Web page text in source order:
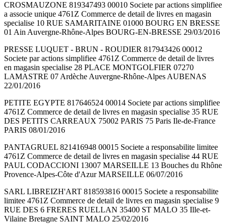
CROSMAUZONE 819347493 00010 Societe par actions simplifiee
a associe unique 4761Z Commerce de detail de livres en magasin
specialise 10 RUE SAMARITAINE 01000 BOURG EN BRESSE
01 Ain Auvergne-Rhône-Alpes BOURG-EN-BRESSE 29/03/2016
PRESSE LUQUET - BRUN - ROUDIER 817943426 00012
Societe par actions simplifiee 4761Z Commerce de detail de livres
en magasin specialise 28 PLACE MONTGOLFIER 07270
LAMASTRE 07 Ardèche Auvergne-Rhône-Alpes AUBENAS
22/01/2016
PETITE EGYPTE 817646524 00014 Societe par actions simplifiee
4761Z Commerce de detail de livres en magasin specialise 35 RUE
DES PETITS CARREAUX 75002 PARIS 75 Paris Ile-de-France
PARIS 08/01/2016
PANTAGRUEL 821416948 00015 Societe a responsabilite limitee
4761Z Commerce de detail de livres en magasin specialise 44 RUE
PAUL CODACCIONI 13007 MARSEILLE 13 Bouches du Rhône
Provence-Alpes-Côte d'Azur MARSEILLE 06/07/2016
SARL LIBREIZH'ART 818593816 00015 Societe a responsabilite
limitee 4761Z Commerce de detail de livres en magasin specialise 9
RUE DES 6 FRERES RUELLAN 35400 ST MALO 35 Ille-et-
Vilaine Bretagne SAINT MALO 25/02/2016